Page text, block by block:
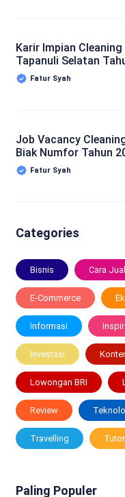
Karir Impian Cleaning
Tapanuli Selatan
Fatur Syah
Job Vacancy
Biak Numfor Tahun
Fatur Syah
Categories
Bisnis Cara
E-Commerce
Informasi
Investasi
Lowongan BRI
Review
Travelling
Paling Populer